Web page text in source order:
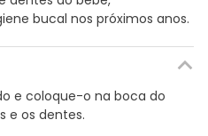
bucal nos próximos anos.
e coloque-o na boca do
e os dentes.